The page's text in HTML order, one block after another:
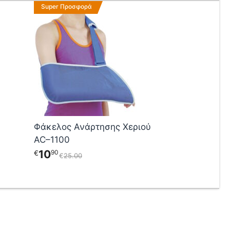
Super Προσφορά
Φάκελος Ανάρτησης Χεριού
AC–1100
25 00
€
1090
€
Αυτό
προϊόν
πολλαπλές
παραλλαγές.
Οι
επιλογές
μπορούν
επιλεγούν
στη
σελίδα
του